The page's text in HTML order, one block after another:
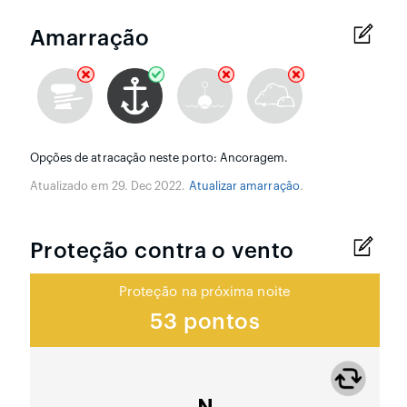
Amarração
Opções de atracação neste porto: Ancoragem.
Atualizado em 29. Dec 2022. Atualizar amarração.
Proteção contra o vento
Proteção na próxima noite
53 pontos